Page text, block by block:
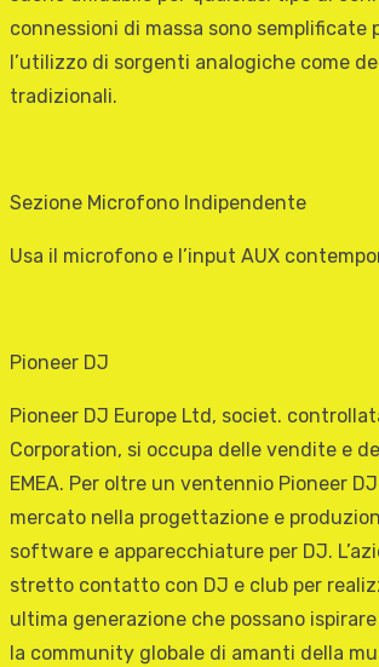
connessioni di massa sono semplificate
l’utilizzo di sorgenti analogiche come
tradizionali.
Sezione Microfono Indipendente
Usa il microfono e l’input AUX
Pioneer DJ
Pioneer DJ Europe Ltd, societ.
Corporation, si occupa delle vendite e
EMEA. Per oltre un ventennio Pioneer
mercato nella progettazione e
software e apparecchiature per DJ.
stretto contatto con DJ e club per
ultima generazione che possano
la community globale di amanti della